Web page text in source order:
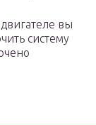
вы
систему